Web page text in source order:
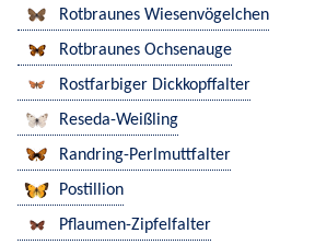
Rotbraunes Wiesenvögelchen
Rotbraunes Ochsenauge
Rostfarbiger Dickkopffalter
Reseda-Weißling
Randring-Perlmuttfalter
Postillion
Pflaumen-Zipfelfalter